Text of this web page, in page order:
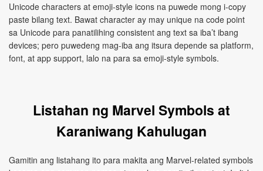
Unicode characters at emoji-style icons na puwede mong i-copy
paste bilang text. Bawat character ay may unique na code point
sa Unicode para panatilihing consistent ang text sa iba’t ibang
devices; pero puwedeng mag-iba ang itsura depende sa platform,
font, at app support, lalo na para sa emoji-style symbols.
Listahan ng Marvel Symbols at
Karaniwang Kahulugan
Gamitin ang listahang ito para makita ang Marvel-related symbols